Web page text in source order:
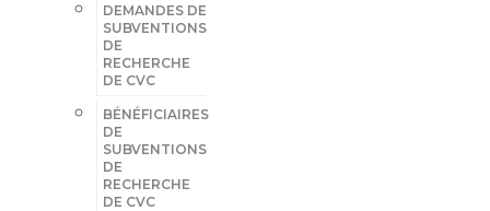
DEMANDES DE
SUBVENTIONS
DE
RECHERCHE
DE CVC
BÉNÉFICIAIRES
DE
SUBVENTIONS
DE
RECHERCHE
DE CVC